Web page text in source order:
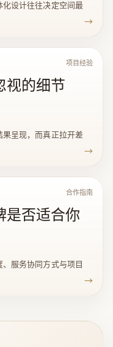
设计往往决定空间最
→
项目经验
视的细节
呈现，而真正拉开差
→
合作指南
是否适合你
服务协同方式与项目
→